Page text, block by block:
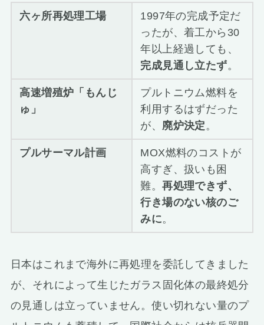
六ヶ所再処理工場
1997年の完成予定だ
ったが、着工から30
年以上経過しても、
完成見通し立たず。
高速増殖炉「もんじ
ゅ」
プルトニウム燃料を
利用するはずだった
が、 廃炉決定。
プルサーマル計画
MOX燃料のコストが
高すぎ、扱いも困
難。再処理できず、
行き場のない核のご
みに。
日本はこれまで海外に再処理を委託してきました
が、それによって生じたガラス固化体の最終処分
の見通しは立っていません。使い切れない量のプ